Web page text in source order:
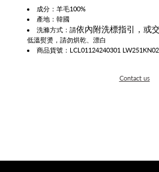
成分：羊毛100%
產地：韓國
洗滌方式：請依內附洗標指引，或
低溫熨燙，請勿烘乾、漂白
商品貨號：LCL01124240301
Contact us